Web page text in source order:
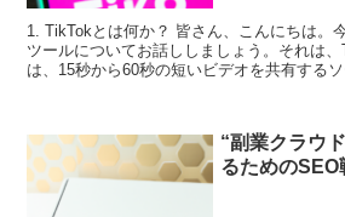
1. TikTokとは何か？ 皆さん、こんにちは。
ツールについてお話ししましょう。それは
は、15秒から60秒の短いビデオを共有するソ
“副業クラウ
るためのSEO